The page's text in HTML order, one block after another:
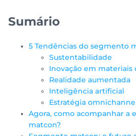
Sumário
5 Tendências do segmento
Sustentabilidade
Inovação em materiais
Realidade aumentada
Inteligência artificial
Estratégia
Agora, como acompanhar a
matcon?